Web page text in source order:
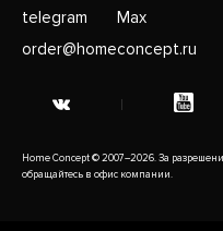
telegram
Max
order@homeconcept.ru
Home Concept © 2007–2026. За
обращайтесь в офис компании.